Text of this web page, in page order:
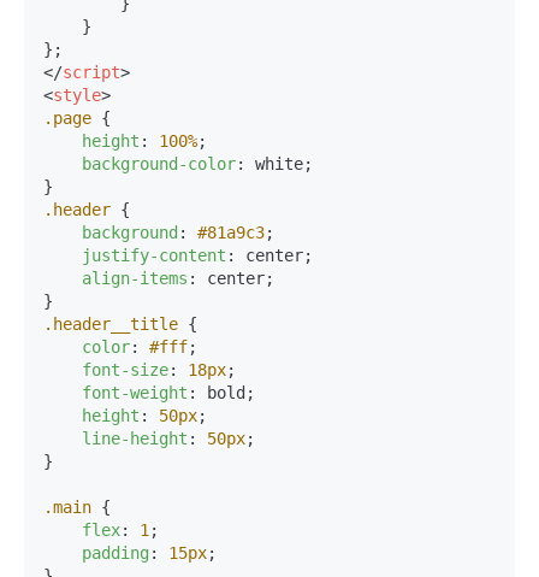
</script>
<style>
.page {
height : 100%;
background-color: white;
.header {
background : #81a9c3;
justify-content : center;
align-items : center;
.header__title {
color: #fff;
font-size: 18px;
font-weight : bold;
height : 50px;
line-height : 50px;
}
.main {
flex: 1 ;
padding : 15px;